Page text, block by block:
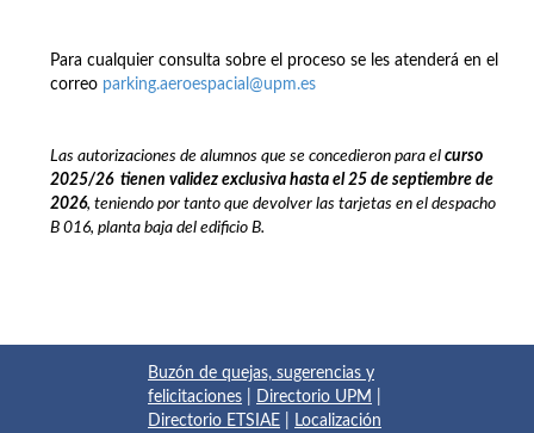
Para cualquier consulta sobre el proceso se les atenderá en el
correo parking.aeroespacial@upm.es
Las autorizaciones de alumnos que se concedieron para el curso
2025/26 tienen validez exclusiva hasta el 25 de septiembre de
2026, teniendo por tanto que devolver las tarjetas en el despacho
B 016, planta baja del edificio B.
Buzón de quejas, sugerencias y
felicitaciones
Directorio UPM
Directorio ETSIAE
Localización